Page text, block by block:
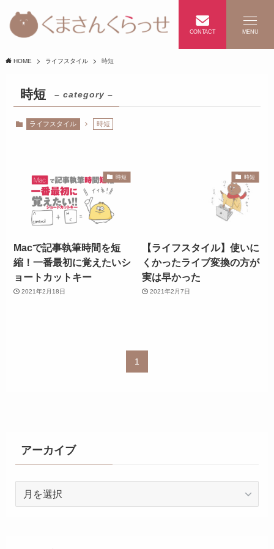
CONTACT MENU
HOME ライフスタイル 時短
時短 – category –
ライフスタイル 時短
時短
Macで記事執筆時間を短
縮！一番最初に覚えたいシ
ョートカットキー
2021年2月18日
時短
【ライフスタイル】使いに
くかったライブ変換の方が
実は早かった
2021年2月7日
1
アーカイブ